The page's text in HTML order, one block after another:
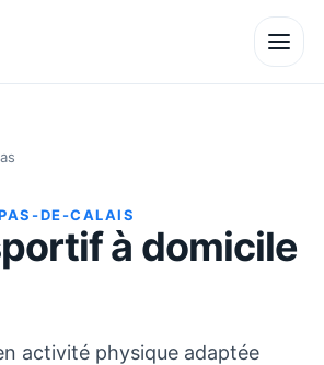
DE-CALAIS
à domicile
activité physique adaptée